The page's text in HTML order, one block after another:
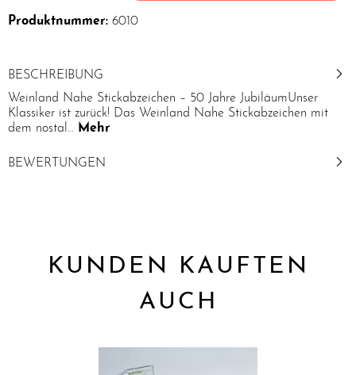
Produktnummer: 6010
BESCHREIBUNG
Weinland Nahe Stickabzeichen – 50 Jahre JubiläumUnser
Klassiker ist zurück! Das Weinland Nahe Stickabzeichen mit
dem nostal… Mehr
BEWERTUNGEN
KUNDEN KAUFTEN
AUCH